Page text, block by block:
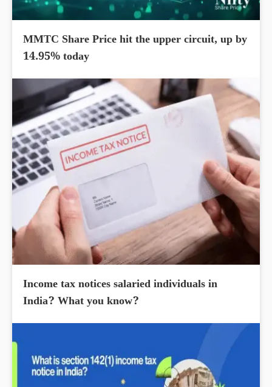
MMTC Share Price hit the upper circuit, up by
14.95% today
Income tax notices salaried individuals in
India? What you know?